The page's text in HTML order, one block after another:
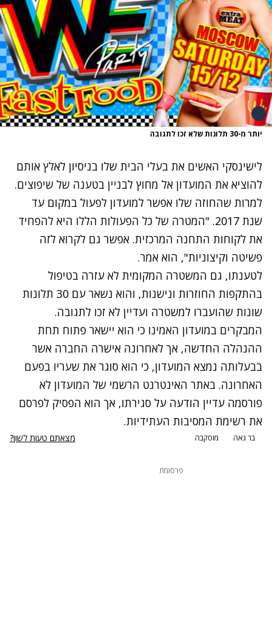
יותר מ-30 תלונות שלא זכו לתגובה
לישינסקי האשים את בעלי הבית שלו בניסיון לאלץ אותם
להוציא את המועדון אל מחוץ לבניין בטענה של שיפוצים.
למרות שהחוזה שלו אפשר למועדון לפעול במקום עד
שנת 2017.
"המטרה של כל הפעולות הללו היא להפחיד
את לקוחות התחנה המרכזית. אפשר גם לקרוא לזה
פשיטה וקיצוניות", הוא אמר.
לטענתו, גם המשטרה המקומית לא עזרה בטיפול
בהתקפות החוזרות ונישנות, והוא נשאר עם 30 תלונות
שונות שהועברו למשטרה ועדיין לא זכו לתגובה.
המבקרים במועדון האמינו כי הוא יישאר פתוח תחת
ההנהלה החדשה, אך לאחרונה אישרה החברה אשר
בבעלותה נמצא המועדון, כי הוא סוגר את שעריו בפעם
האחרונה. באתר האינטרנט הרשמי של המועדון לא
פורסמה עדיין הודעה על סגירתו, אך הוא הפסיק לפרסם
את רשימת המסיבות העתידיות.
בר גאה מוסקבה מצאתם טעות לשון?
פרסומת